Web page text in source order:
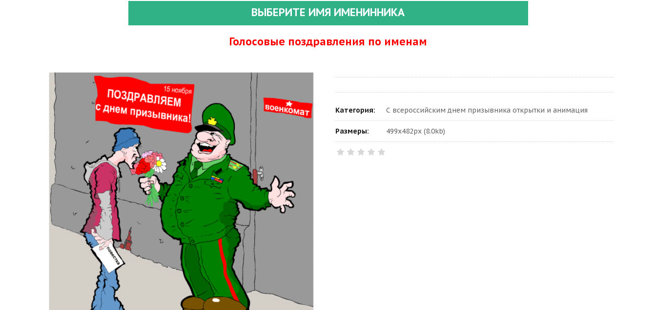
ВЫБЕРИТЕ ИМЯ ИМЕНИННИКА
Голосовые поздравления по именам
Категория: С всероссийским днем призывника открытки и анимация
Размеры: 499x482px (8.0kb)